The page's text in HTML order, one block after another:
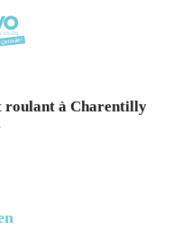
à Charentilly